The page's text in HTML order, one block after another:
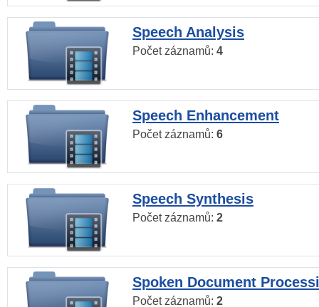
Speech Analysis
Počet záznamů: 4
Speech Enhancement
Počet záznamů: 6
Speech Synthesis
Počet záznamů: 2
Spoken Document
Počet záznamů: 2